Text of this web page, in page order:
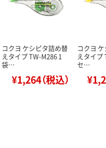
コクヨ ケシピタ詰め替
えタイプ TW-M286 1
袋…
¥1,264（税込）
コクヨ
えタイプ
セ…